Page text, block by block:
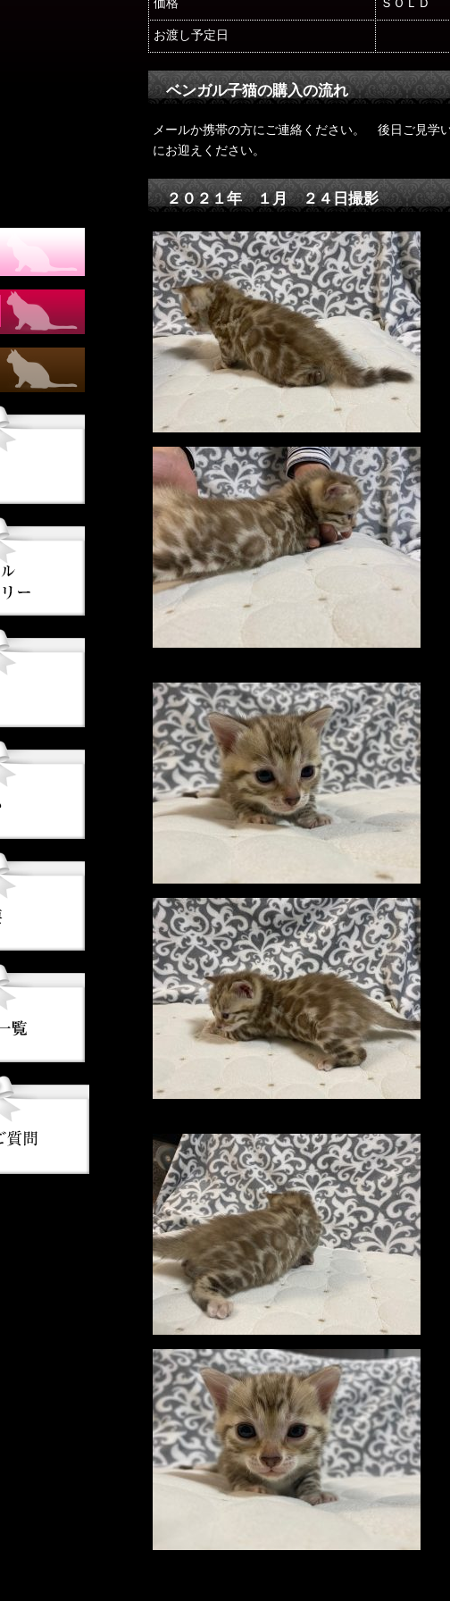
価格 ＳＯＬＤ
お渡し予定日
ベンガル子猫の購入の流れ
メールか携帯の方にご連絡ください。 後日ご見学
にお迎えください。
２０２１年 １月 ２４日撮影